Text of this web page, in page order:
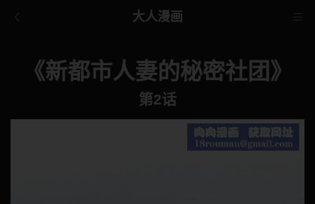
大人漫画
《新都市人妻的秘密社团》
第2话